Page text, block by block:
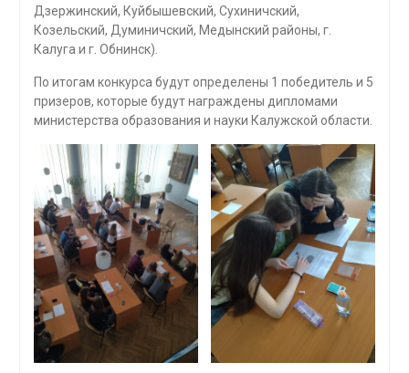
Дзержинский, Куйбышевский, Сухиничский,
Козельский, Думиничский, Медынский районы, г.
Калуга и г. Обнинск).
По итогам конкурса будут определены 1 победитель и 5
призеров, которые будут награждены дипломами
министерства образования и науки Калужской области.